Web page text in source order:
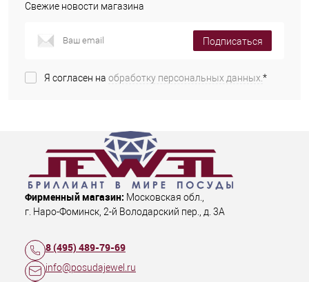
Свежие новости магазина
Подписаться
Я согласен на обработку персональных данных.*
Фирменный магазин: Московская обл.,
г. Наро-Фоминск, 2-й Володарский пер., д. 3А
8 (495) 489-79-69
info@posudajewel.ru